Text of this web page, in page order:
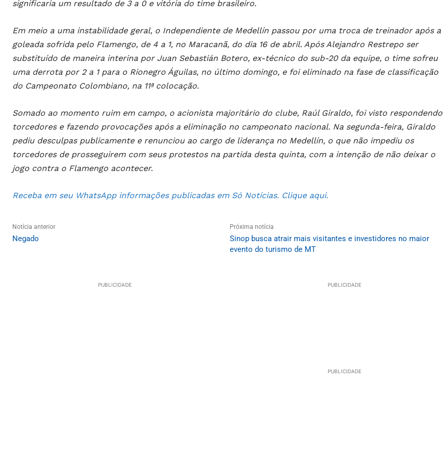
significaria um resultado de 3 a 0 e vitória do time brasileiro.
Em meio a uma instabilidade geral, o Independiente de Medellín passou por uma troca de treinador após a
goleada sofrida pelo Flamengo, de 4 a 1, no Maracanã, do dia 16 de abril. Após Alejandro Restrepo ser
substituído de maneira interina por Juan Sebastián Botero, ex-técnico do sub-20 da equipe, o time sofreu
uma derrota por 2 a 1 para o Rionegro Águilas, no último domingo, e foi eliminado na fase de classificação
do Campeonato Colombiano, na 11ª colocação.
Somado ao momento ruim em campo, o acionista majoritário do clube, Raúl Giraldo, foi visto respondendo
torcedores e fazendo provocações após a eliminação no campeonato nacional. Na segunda-feira, Giraldo
pediu desculpas publicamente e renunciou ao cargo de liderança no Medellín, o que não impediu os
torcedores de prosseguirem com seus protestos na partida desta quinta, com a intenção de não deixar o
jogo contra o Flamengo acontecer.
Receba em seu WhatsApp informações publicadas em Só Notícias. Clique aqui.
Notícia anterior
Negado
Próxima notícia
Sinop busca atrair mais visitantes e investidores no maior
evento do turismo de MT
PUBLICIDADE PUBLICIDADE
PUBLICIDADE